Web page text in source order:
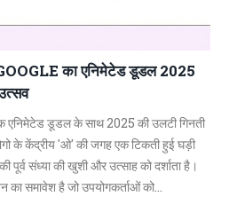
GOOGLE का एनिमेटेड डूडल 2025
एनिमेटेड डूडल के साथ 2025 की उलटी गिनती
के केंद्रीय 'ओ' की जगह एक टिकती हुई घड़ी
पूर्व संध्या की खुशी और उत्साह को दर्शाता है।
का समावेश है जो उपयोगकर्ताओं को